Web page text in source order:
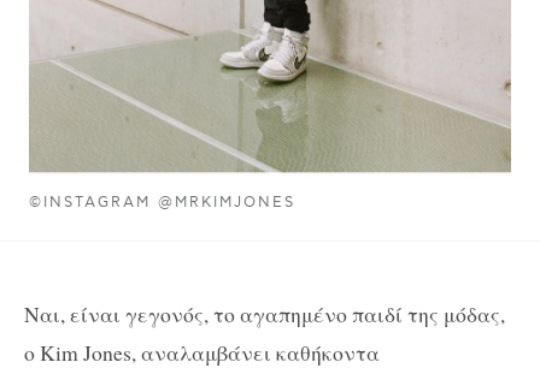
©INSTAGRAM @MRKIMJONES
Ναι, είναι γεγονός, το αγαπημένο παιδί της μόδας,
ο Kim Jones, αναλαμβάνει καθήκοντα